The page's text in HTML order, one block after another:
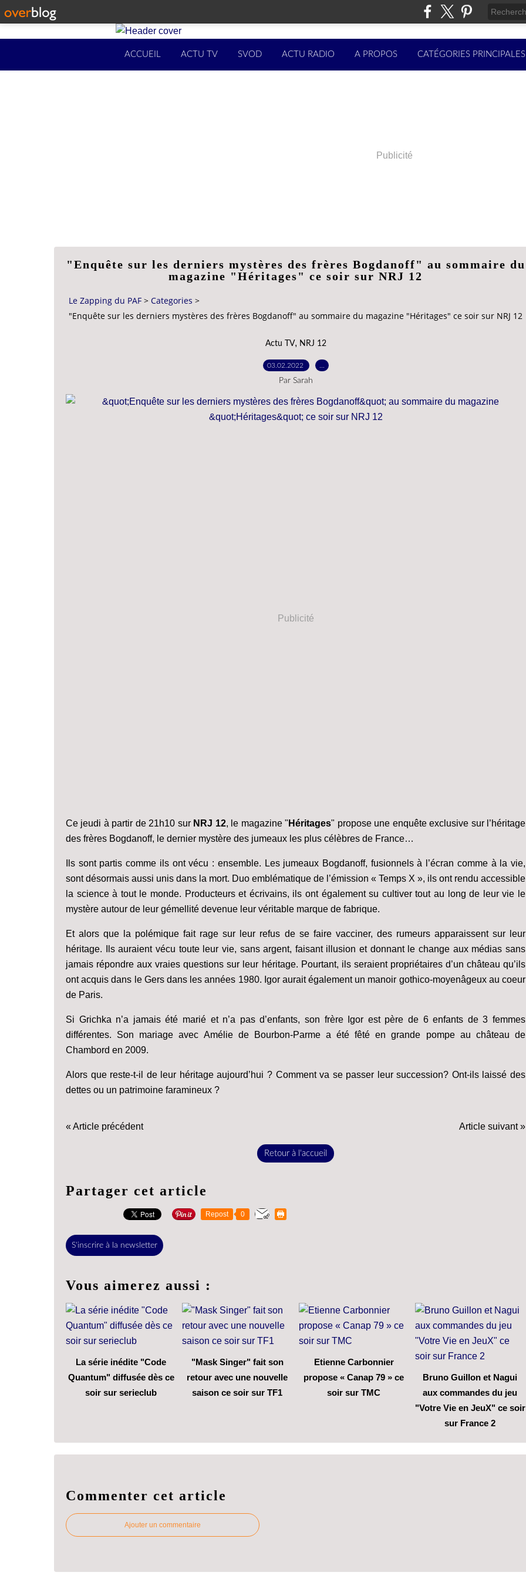
ACCUEIL ACTU TV SVOD ACTU RADIO A PROPOS CATÉGORIES PRINCIPALES
Publicité
"Enquête sur les derniers mystères des frères Bogdanoff" au sommaire du
magazine "Héritages" ce soir sur NRJ 12
Le Zapping du PAF > Categories >
"Enquête sur les derniers mystères des frères Bogdanoff" au sommaire du magazine "Héritages" ce soir sur NRJ 12
Actu TV, NRJ 12
03.02.2022
Par Sarah
Publicité
Ce jeudi à partir de 21h10 sur NRJ 12, le magazine " Héritages" propose une enquête exclusive sur l’héritage
des frères Bogdanoff, le dernier mystère des jumeaux les plus célèbres de France…
Ils sont partis comme ils ont vécu : ensemble. Les jumeaux Bogdanoff, fusionnels à l’écran comme à la vie,
sont désormais aussi unis dans la mort. Duo emblématique de l’émission « Temps X », ils ont rendu accessible
la science à tout le monde. Producteurs et écrivains, ils ont également su cultiver tout au long de leur vie le
mystère autour de leur gémellité devenue leur véritable marque de fabrique.
Et alors que la polémique fait rage sur leur refus de se faire vacciner, des rumeurs apparaissent sur leur
héritage. Ils auraient vécu toute leur vie, sans argent, faisant illusion et donnant le change aux médias sans
jamais répondre aux vraies questions sur leur héritage. Pourtant, ils seraient propriétaires d’un château qu’ils
ont acquis dans le Gers dans les années 1980. Igor aurait également un manoir gothico-moyenâgeux au coeur
de Paris.
Si Grichka n’a jamais été marié et n’a pas d’enfants, son frère Igor est père de 6 enfants de 3 femmes
différentes. Son mariage avec Amélie de Bourbon-Parme a été fêté en grande pompe au château de
Chambord en 2009.
Alors que reste-t-il de leur héritage aujourd’hui ? Comment va se passer leur succession? Ont-ils laissé des
dettes ou un patrimoine faramineux ?
« Article précédent Article suivant »
Retour à l'accueil
Partager cet article
Repost 0
S'inscrire à la newsletter
Vous aimerez aussi :
La série inédite "Code
Quantum" diffusée dès ce
soir sur serieclub
"Mask Singer" fait son
retour avec une nouvelle
saison ce soir sur TF1
Etienne Carbonnier
propose « Canap 79 » ce
soir sur TMC
Bruno Guillon et Nagui
aux commandes du jeu
"Votre Vie en JeuX" ce soir
sur France 2
Commenter cet article
Ajouter un commentaire